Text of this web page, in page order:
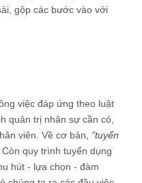
gộp các bước vào với
việc đáp ứng theo luật
quản trị nhân sự cần có,
viên. Về cơ bản, "tuyển
Còn quy trình tuyển dụng
hút - lựa chọn - đàm